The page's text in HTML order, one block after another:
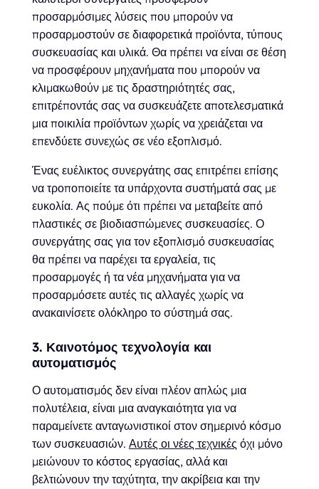
προσαρμόσιμες λύσεις που μπορούν να
προσαρμοστούν σε διαφορετικά προϊόντα, τύπους
συσκευασίας και υλικά. Θα πρέπει να είναι σε θέση
να προσφέρουν μηχανήματα που μπορούν να
κλιμακωθούν με τις δραστηριότητές σας,
επιτρέποντάς σας να συσκευάζετε αποτελεσματικά
μια ποικιλία προϊόντων χωρίς να χρειάζεται να
επενδύετε συνεχώς σε νέο εξοπλισμό.
Ένας ευέλικτος συνεργάτης σας επιτρέπει επίσης
να τροποποιείτε τα υπάρχοντα συστήματά σας με
ευκολία. Ας πούμε ότι πρέπει να μεταβείτε από
πλαστικές σε βιοδιασπώμενες συσκευασίες. Ο
συνεργάτης σας για τον εξοπλισμό συσκευασίας
θα πρέπει να παρέχει τα εργαλεία, τις
προσαρμογές ή τα νέα μηχανήματα για να
προσαρμόσετε αυτές τις αλλαγές χωρίς να
ανακαινίσετε ολόκληρο το σύστημά σας.
3. Καινοτόμος τεχνολογία και
αυτοματισμός
Ο αυτοματισμός δεν είναι πλέον απλώς μια
πολυτέλεια, είναι μια αναγκαιότητα για να
παραμείνετε ανταγωνιστικοί στον σημερινό κόσμο
των συσκευασιών. Αυτές οι νέες τεχνικές όχι μόνο
μειώνουν το κόστος εργασίας, αλλά και
βελτιώνουν την ταχύτητα, την ακρίβεια και την